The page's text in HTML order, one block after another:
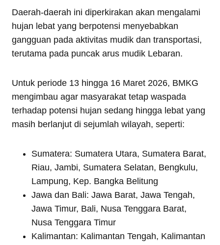
Daerah-daerah ini diperkirakan akan mengalami
hujan lebat yang berpotensi menyebabkan
gangguan pada aktivitas mudik dan transportasi,
terutama pada puncak arus mudik Lebaran.
Untuk periode 13 hingga 16 Maret 2026, BMKG
mengimbau agar masyarakat tetap waspada
terhadap potensi hujan sedang hingga lebat yang
masih berlanjut di sejumlah wilayah, seperti:
Sumatera: Sumatera Utara, Sumatera Barat,
Riau, Jambi, Sumatera Selatan, Bengkulu,
Lampung, Kep. Bangka Belitung
Jawa dan Bali: Jawa Barat, Jawa Tengah,
Jawa Timur, Bali, Nusa Tenggara Barat,
Nusa Tenggara Timur
Kalimantan: Kalimantan Tengah, Kalimantan